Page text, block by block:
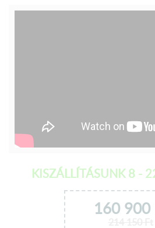
KISZÁLLÍTÁSUNK 8 -
160 900